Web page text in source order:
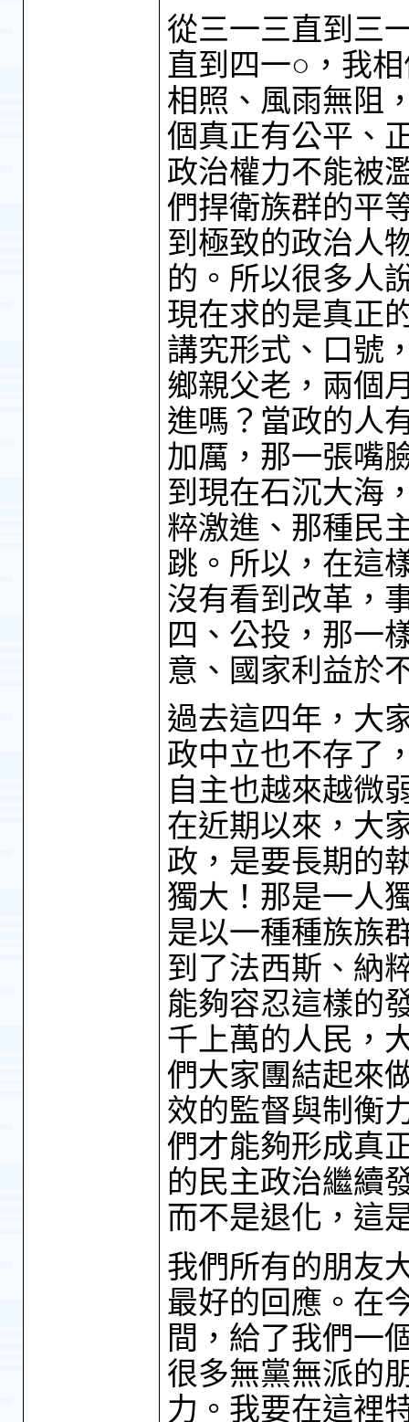
從三一三直到三
直到四一○，我
相照、風雨無阻
個真正有公平、
政治權力不能被
們捍衛族群的平
到極致的政治人
的。所以很多人
現在求的是真正
講究形式、口號
鄉親父老，兩個
進嗎？當政的人
加厲，那一張嘴
到現在石沉大海
粹激進、那種民
跳。所以，在這
沒有看到改革，
四、公投，那一
意、國家利益於
過去這四年，大
政中立也不存了
自主也越來越微
在近期以來，大
政，是要長期的
獨大！那是一人
是以一種種族族
到了法西斯、納
能夠容忍這樣的
千上萬的人民，
們大家團結起來
效的監督與制衡
們才能夠形成真
的民主政治繼續
而不是退化，這
我們所有的朋友
最好的回應。在
間，給了我們一
很多無黨無派的
力。我要在這裡